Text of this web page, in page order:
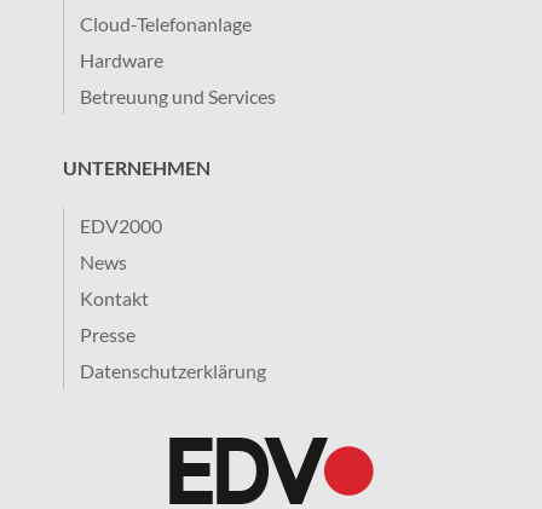
Cloud-Telefonanlage
Hardware
Betreuung und Services
UNTERNEHMEN
EDV2000
News
Kontakt
Presse
Datenschutzerklärung